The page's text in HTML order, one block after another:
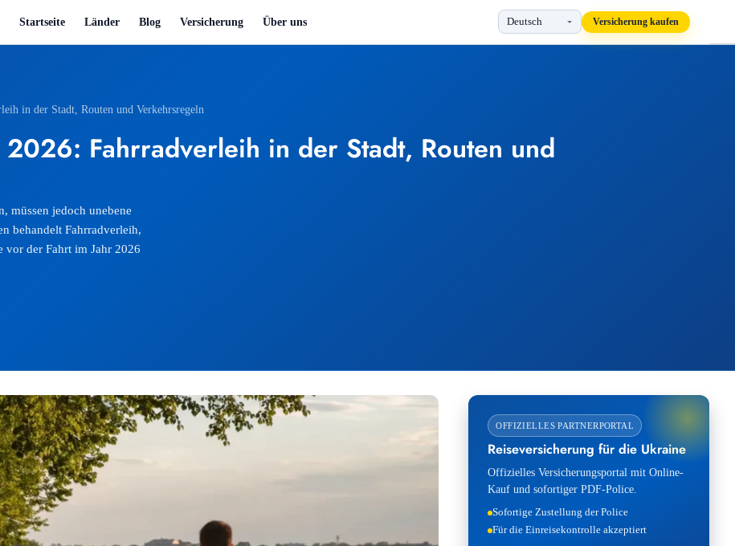
Startseite Länder Blog Versicherung Über uns Versicherung kaufen
in der Stadt, Routen und Verkehrsregeln
Fahrradverleih in der Stadt, Routen und
müssen jedoch unebene
behandelt Fahrradverleih,
vor der Fahrt im Jahr 2026
OFFIZIELLES PARTNERPORTAL
Reiseversicherung für die Ukraine
Offizielles Versicherungsportal mit Online-
Kauf und sofortiger PDF-Police.
Sofortige Zustellung der Police
Für die Einreisekontrolle akzeptiert